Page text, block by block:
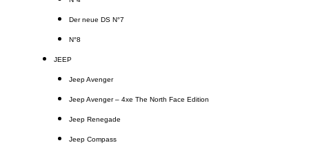
Der neue DS N°7
N°8
JEEP
Jeep Avenger
Jeep Avenger – 4xe The North Face Edition
Jeep Renegade
Jeep Compass